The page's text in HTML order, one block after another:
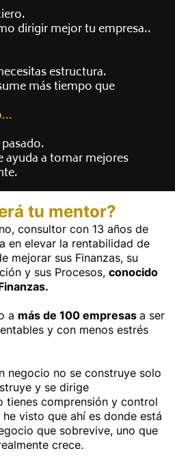
dirigir mejor tu empresa..
estructura.
más tiempo que
ayuda a tomar mejores
tu mentor?
consultor con 13 años de
en elevar la rentabilidad de
mejorar sus Finanzas, su
y sus Procesos, conocido
a más de 100 empresas a ser
y con menos estrés
negocio no se construye solo
y se dirige
tienes comprensión y control
visto que ahí es donde está
que sobrevive, uno que
crece.